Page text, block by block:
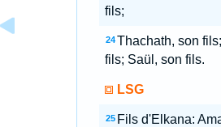
fils;
24 Thachath, son
fils; Saül, son fils.
LSG
25 Fils d'Elkana: